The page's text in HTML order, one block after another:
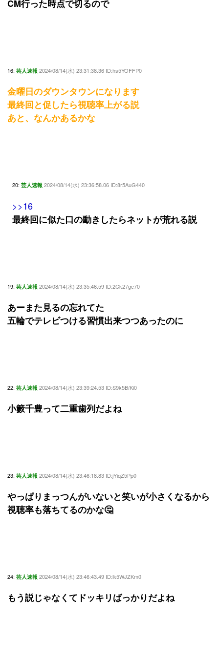
CM行った時点で切るので
16: 芸人速報 2024/08/14(水) 23:31:38.36 ID:hs5YOFFP0
金曜日のダウンタウンになります
最終回と促したら視聴率上がる説
あと、なんかあるかな
20: 芸人速報 2024/08/14(水) 23:36:58.06 ID:8r5AuG440
>>16
最終回に似た口の動きしたらネットが荒れる説
19: 芸人速報 2024/08/14(水) 23:35:46.59 ID:2Ck27ge70
あーまた見るの忘れてた
五輪でテレビつける習慣出来つつあったのに
22: 芸人速報 2024/08/14(水) 23:39:24.53 ID:S9k5B/Ki0
小籔千豊って二重歯列だよね
23: 芸人速報 2024/08/14(水) 23:46:18.83 ID:jYiqZ5Pp0
やっぱりまっつんがいないと笑いが小さくなるから
視聴率も落ちてるのかな🤔
24: 芸人速報 2024/08/14(水) 23:46:43.49 ID:lk5WJZKm0
もう説じゃなくてドッキリばっかりだよね